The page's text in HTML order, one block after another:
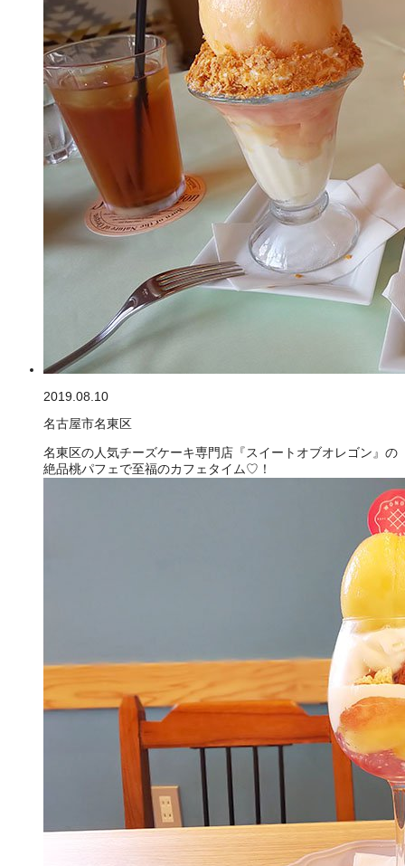
2019.08.10
名古屋市名東区
名東区の人気チーズケーキ専門店『スイートオブオレゴン』の
絶品桃パフェで至福のカフェタイム♡！